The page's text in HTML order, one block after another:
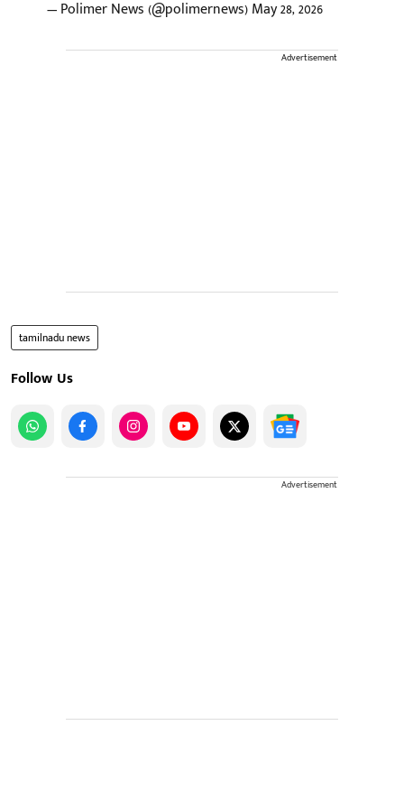
— Polimer News (@polimernews)May 28, 2026
Advertisement
tamilnadu news
Follow Us
Advertisement